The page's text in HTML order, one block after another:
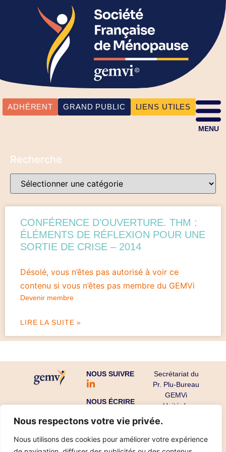
Nous respectons votre vie privée.
Nous utilisons des cookies pour améliorer votre expérience
ADHÉRENT GRAND PUBLIC LIENS UTILES
MENU
Recherche
CONFÉRENCE D’OUVERTURE. THM :
ÉLÉMENTS DE RÉFLEXION POUR UNE
SORTIE DE CRISE – 2014
Désolé, vous n’êtes pas autorisé à voir ce
contenu si vous n’êtes pas membre du GEMVi
Devenir membre
LIRE LA SUITE »
NOUS SUIVRE
NOUS ÉCRIRE
Secrétariat du
Pr. Plu-Bureau
GEMVi
Unité de
Endocrinienne
CHU Cochin-
Port Royal